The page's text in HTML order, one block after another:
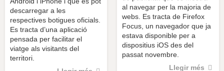
al navegar per la majoria de
webs. Es tracta de Firefox
Focus, un navegador que ja
estava disponible per a
dispositius iOS des del
passat novembre.
Llegir més
descarregar a les
respectives botigues oficials.
Es tracta d’una aplicació
pensada per facilitar el
viatge als visitants del
territori.